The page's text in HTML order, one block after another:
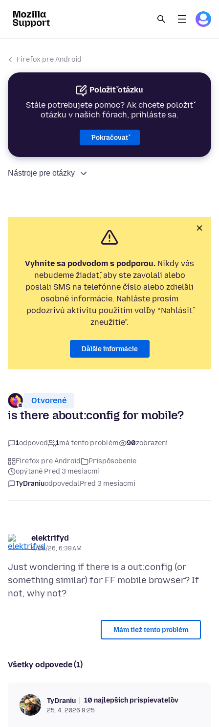
Firefox pre Android
Položiť otázku
Stále potrebujete pomoc? Ak chcete položiť
otázku v našich fórach, prihláste sa.
Pokračovať
Nástroje pre otázky
Vyhnite sa podvodom s podporou. Nikdy vás
nebudeme žiadať, aby ste zavolali alebo
poslali SMS na telefónne číslo alebo zdieľali
osobné informácie. Nahláste prosím
podozrivú aktivitu použitím voľby “Nahlásiť
zneužitie”.
Ďalšie informácie
Otvorené
is there about:config for mobile?
1odpoveď 1má tento problém 90zobrazení
Firefox pre Android
Prispôsobenie
opýtané Pred 3 mesiacmi
TyDraniuodpovedalPred 3 mesiacmi
elektrifyd
4/25/26, 6:39 AM
Just wondering if there is a out:config (or
something similar) for FF mobile browser? If
Mám tiež tento problém
Všetky odpovede (1)
TyDraniu 10 najlepších prispievateľov
25. 4. 2026 9:25